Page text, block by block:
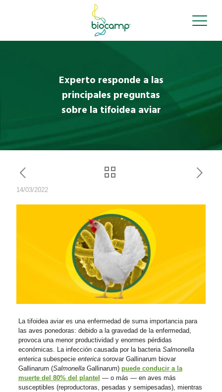
Experto responde a las
principales preguntas
sobre la tifoidea aviar
14/03/2022
La tifoidea aviar es una enfermedad de suma importancia para
las aves ponedoras: debido a la gravedad de la enfermedad,
provoca una menor productividad y enormes pérdidas
económicas. La infección causada por la bacteria Salmonella
enterica subespecie entericasorovar Gallinarum biovar
Gallinarum (SalmonellaGallinarum) puede conducir a la
muerte del 80% del plantel — o más — en aves más
susceptibles (reproductoras, pesadas y semipesadas), mientras